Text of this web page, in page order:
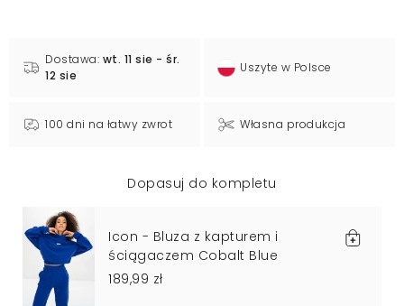
Dostawa: wt. 11 sie - śr.
12 sie
Uszyte w Polsce
100 dni na łatwy zwrot Własna produkcja
Dopasuj do kompletu
Icon - Bluza z kapturem i
ściągaczem Cobalt Blue
189,99 zł